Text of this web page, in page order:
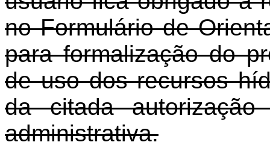
no Formulário de
para formalização do
de uso dos recursos
da citada
administrativa.